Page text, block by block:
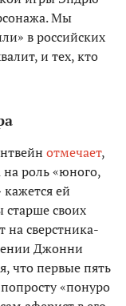
Мы
в российских
и тех, кто
отмечает,
роль «юного,
ей
своих
на сверстника-
Джонни
что первые пять
«понуро